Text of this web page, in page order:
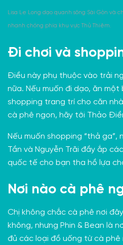
Lisa Le Long dạo quanh sông Sài Gòn
nhanh chóng phía khu vực Thủ Thiêm.
Đi chơi và
Điều này phụ thuộc vào trải
nữa. Nếu muốn đi dạo, ăn một
shopping trang trí cho căn
cà phê ngon, hãy tới Thảo
Nếu muốn shopping “thả ga”,
Tần và Nguyễn Trãi đầy ắp
quốc tế cho bạn tha hồ lựa
Nơi nào cà phê
Chị không chắc cà phê nơi
không, nhưng Phin & Bean là
đủ các loại đồ uống từ cà